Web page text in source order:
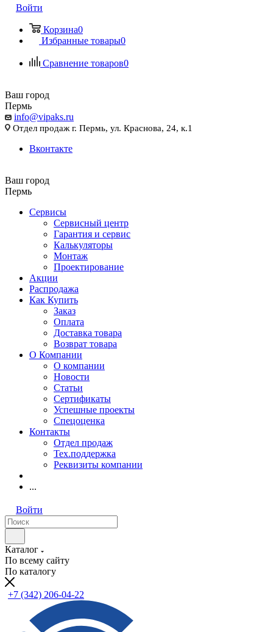
Войти
Корзина0
Избранные товары0
Сравнение товаров0
Ваш город
Пермь
info@vipaks.ru
Отдел продаж г. Пермь, ул. Краснова, 24, к.1
Вконтакте
Ваш город
Пермь
Сервисы
Сервисный центр
Гарантия и сервис
Калькуляторы
Монтаж
Проектирование
Акции
Распродажа
Как Купить
Заказ
Оплата
Доставка товара
Возврат товара
О Компании
О компании
Новости
Статьи
Сертификаты
Успешные проекты
Спецоценка
Контакты
Отдел продаж
Тех.поддержка
Реквизиты компании
...
Войти
Каталог
По всему сайту
По каталогу
+7 (342) 206-04-22